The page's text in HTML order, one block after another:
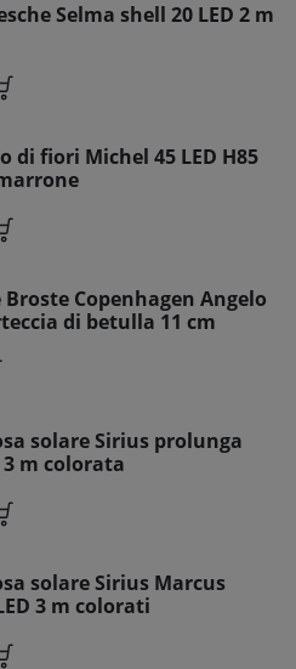
Selma shell 20 LED 2 m
di fiori Michel 45 LED H85
Copenhagen Angelo
di betulla 11 cm
solare Sirius prolunga
3 m colorata
solare Sirius Marcus
3 m colorati